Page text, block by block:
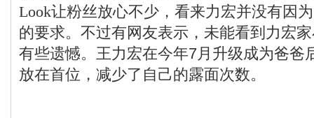
Look让粉丝放心不少，看来力宏并没有因
的要求。不过有网友表示，未能看到力宏
有些遗憾。 王力宏在今年7月升级成为爸爸
放在首位，减少了自己的露面次数。